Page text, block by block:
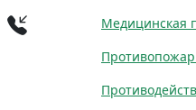
Медицинская